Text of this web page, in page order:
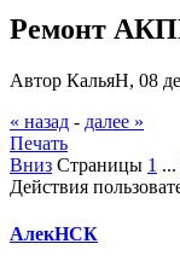
Ремонт
Автор КальяН, 08
« назад - далее »
Печать
Вниз Страницы 1 ...
Действия
АлекНСК